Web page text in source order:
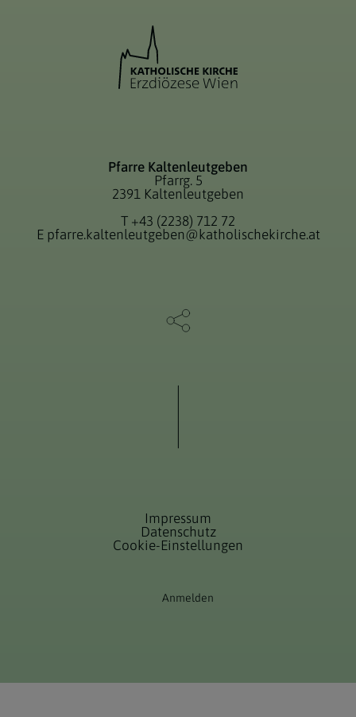
Pfarre Kaltenleutgeben
Pfarrg. 5
2391 Kaltenleutgeben
T +43 (2238) 712 72
E pfarre.kaltenleutgeben@katholischekirche.at
Impressum
Datenschutz
Cookie-Einstellungen
Anmelden